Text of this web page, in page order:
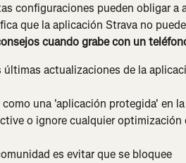
configuraciones pueden obligar a
que la aplicación Strava no
cuando grabe con un
últimas actualizaciones de la
como una 'aplicación protegida' en
o ignore cualquier optimización
es evitar que se bloquee